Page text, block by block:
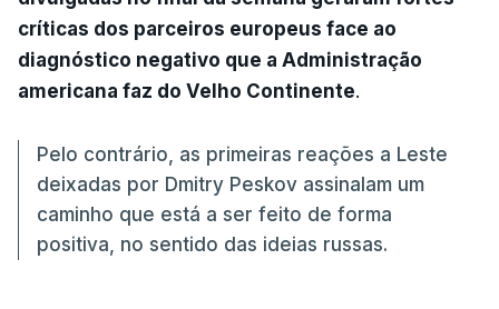
críticas dos parceiros europeus face ao
diagnóstico negativo que a Administração
americana faz do Velho Continente.
Pelo contrário, as primeiras reações a Leste
deixadas por Dmitry Peskov assinalam um
caminho que está a ser feito de forma
positiva, no sentido das ideias russas.